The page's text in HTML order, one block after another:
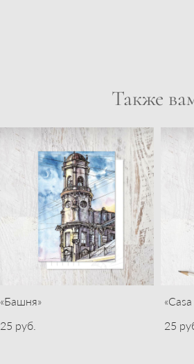
Также
«Башня»
25 pуб.
25